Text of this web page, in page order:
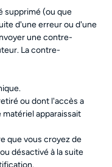
supprimé (ou que
d'une erreur ou d'une
une contre-
La contre-
ou dont l'accès a
apparaissait
que vous croyez de
désactivé à la suite